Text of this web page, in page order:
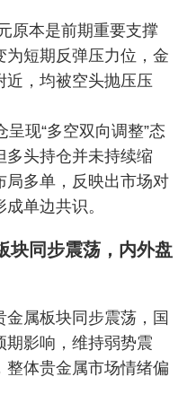
原本是前期重要支撑
为短期反弹压力位，金
近，均被空头抛压压
现“多空双向调整”态
多头持仓并未持续缩
局多单，反映出市场对
单边共识。
块同步震荡，内外盘
属板块同步震荡，国
期影响，维持弱势震
整体贵金属市场情绪偏